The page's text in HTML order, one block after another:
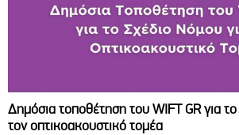
Δημόσια τοποθέτηση του WIFT GR για
τον οπτικοακουστικό τομέα